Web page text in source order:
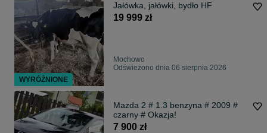
Jałówka, jałówki, bydło HF
19 999 zł
Mochowo
Odświeżono dnia 06 sierpnia 2026
Mazda 2 # 1.3 benzyna # 2009 #
czarny # Okazja!
7 900 zł
WYRÓŻNIONE